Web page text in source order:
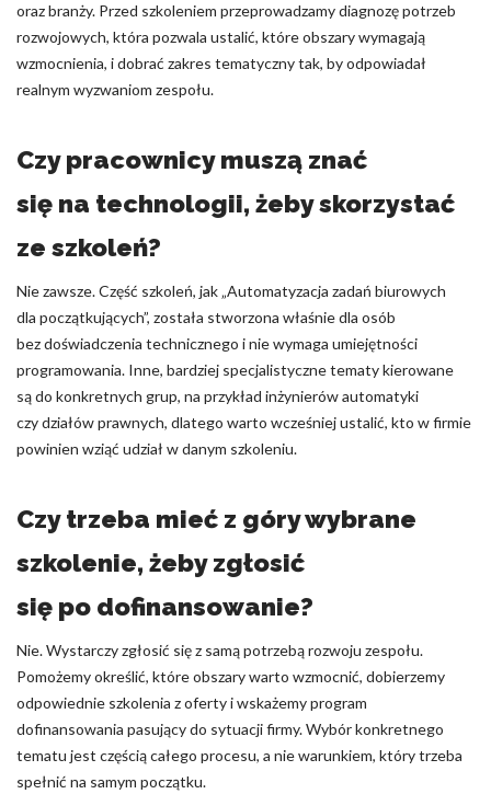
oraz branży. Przed szkoleniem przeprowadzamy diagnozę potrzeb
rozwojowych, która pozwala ustalić, które obszary wymagają
wzmocnienia, i dobrać zakres tematyczny tak, by odpowiadał
realnym wyzwaniom zespołu.
Czy pracownicy muszą znać
się na technologii, żeby skorzystać
ze szkoleń?
Nie zawsze. Część szkoleń, jak „Automatyzacja zadań biurowych
dla początkujących”, została stworzona właśnie dla osób
bez doświadczenia technicznego i nie wymaga umiejętności
programowania. Inne, bardziej specjalistyczne tematy kierowane
są do konkretnych grup, na przykład inżynierów automatyki
czy działów prawnych, dlatego warto wcześniej ustalić, kto w firmie
powinien wziąć udział w danym szkoleniu.
Czy trzeba mieć z góry wybrane
szkolenie, żeby zgłosić
się po dofinansowanie?
Nie. Wystarczy zgłosić się z samą potrzebą rozwoju zespołu.
Pomożemy określić, które obszary warto wzmocnić, dobierzemy
odpowiednie szkolenia z oferty i wskażemy program
dofinansowania pasujący do sytuacji firmy. Wybór konkretnego
tematu jest częścią całego procesu, a nie warunkiem, który trzeba
spełnić na samym początku.